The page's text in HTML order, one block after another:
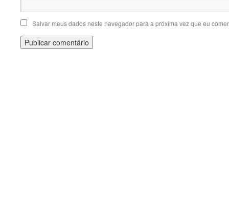
Salvar meus dados neste navegador para a próxima vez que eu